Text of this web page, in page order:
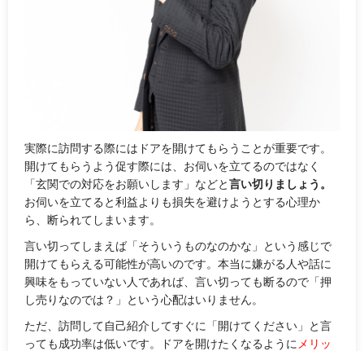
実際に訪問する際にはドアを開けてもらうことが重要です。
開けてもらうよう促す際には、お伺いを立てるのではなく
「玄関での対応をお願いします 」などと言い切りましょう。
お伺いを立てると利益よりも損失を避けようとする心理か
ら、断られてしまいます。
言い切ってしまえば「そういうものなのかな 」という感じで
開けてもらえる可能性が高いのです。本当に嫌がる人や話に
興味をもっていない人であれば、言い切っても断るので「押
し売りなのでは？」という心配はいりません。
ただ、訪問して自己紹介してすぐに「開けてください」と言
っても成功率は低いです。ドアを開けたくなるように メリッ